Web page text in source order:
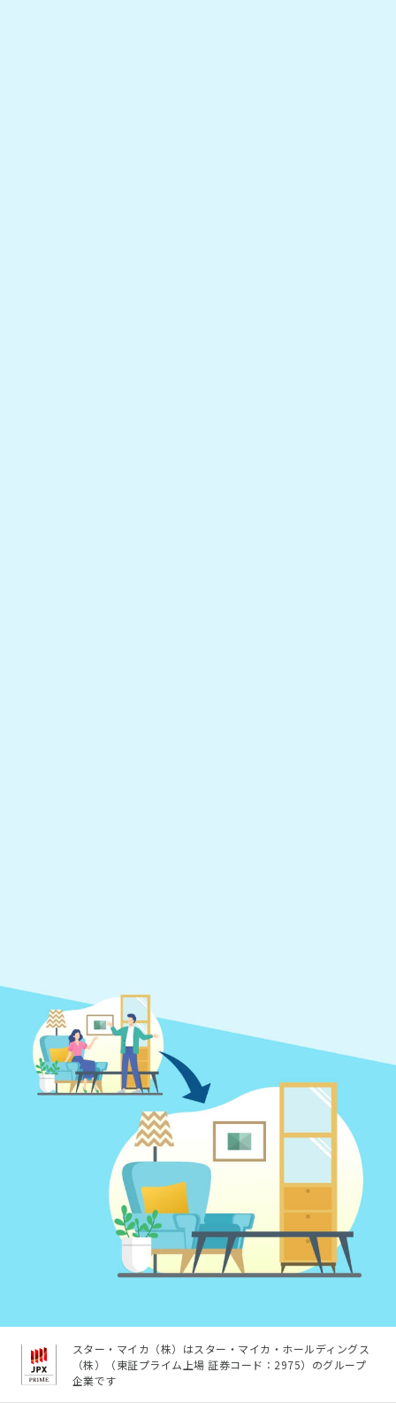
スター・マイカ（株）はスター・マイカ・ホールディングス
（株）（東証プライム上場 証券コード：2975）のグループ
企業です